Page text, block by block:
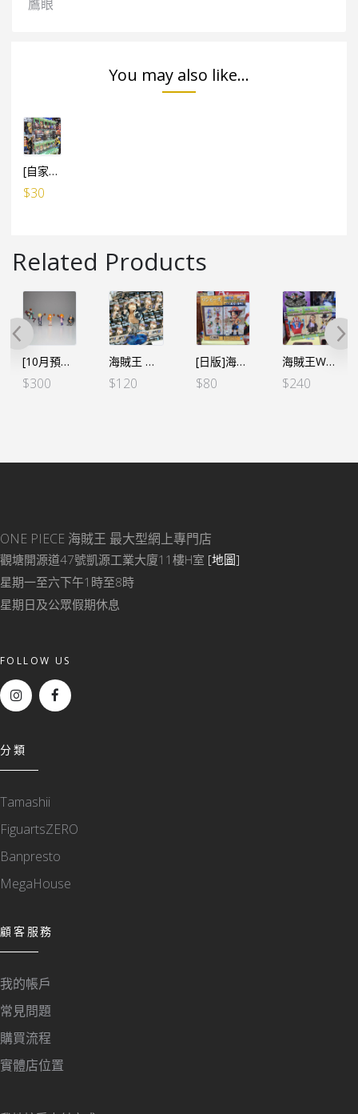
鷹眼
You may also like...
[自家設計] WCF 膠盒 (可放6盒WCF) / 5個
$30
Related Products
[10月預定]海賊王 WCF -宴會VOL.3 (5個SET) (行)
$300
海賊王 MEGA WCF – 巴索羅繆·大熊 父之拳 (行)
$120
[日版]海賊王WCF -和之國鬼島篇- VOL.2 艾斯
$80
海賊王WCF -和之國完結篇- 十字公會 (3個SET)
$240
ONE PIECE 海賊王 最大型網上專門店
觀塘開源道47號凱源工業大廈11樓H室 [地圖]
星期一至六下午1時至8時
星期日及公眾假期休息
FOLLOW US
分類
Tamashii
FiguartsZERO
Banpresto
MegaHouse
顧客服務
我的帳戶
常見問題
購買流程
實體店位置